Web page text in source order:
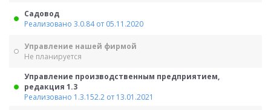
Садовод
Реализовано 3.0.84 от 05.11.2020
Управление нашей фирмой
Не планируется
Управление производственным предприятием,
редакция 1.3
Реализовано 1.3.152.2 от 13.01.2021